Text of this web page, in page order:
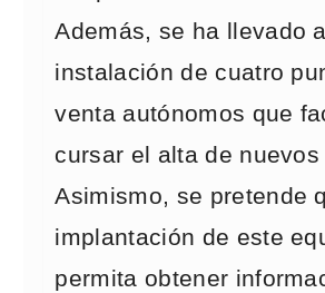
Además, se ha llevado
instalación de cuatro
venta autónomos que
cursar el alta de nuevos
Asimismo, se pretende
implantación de este
permita obtener